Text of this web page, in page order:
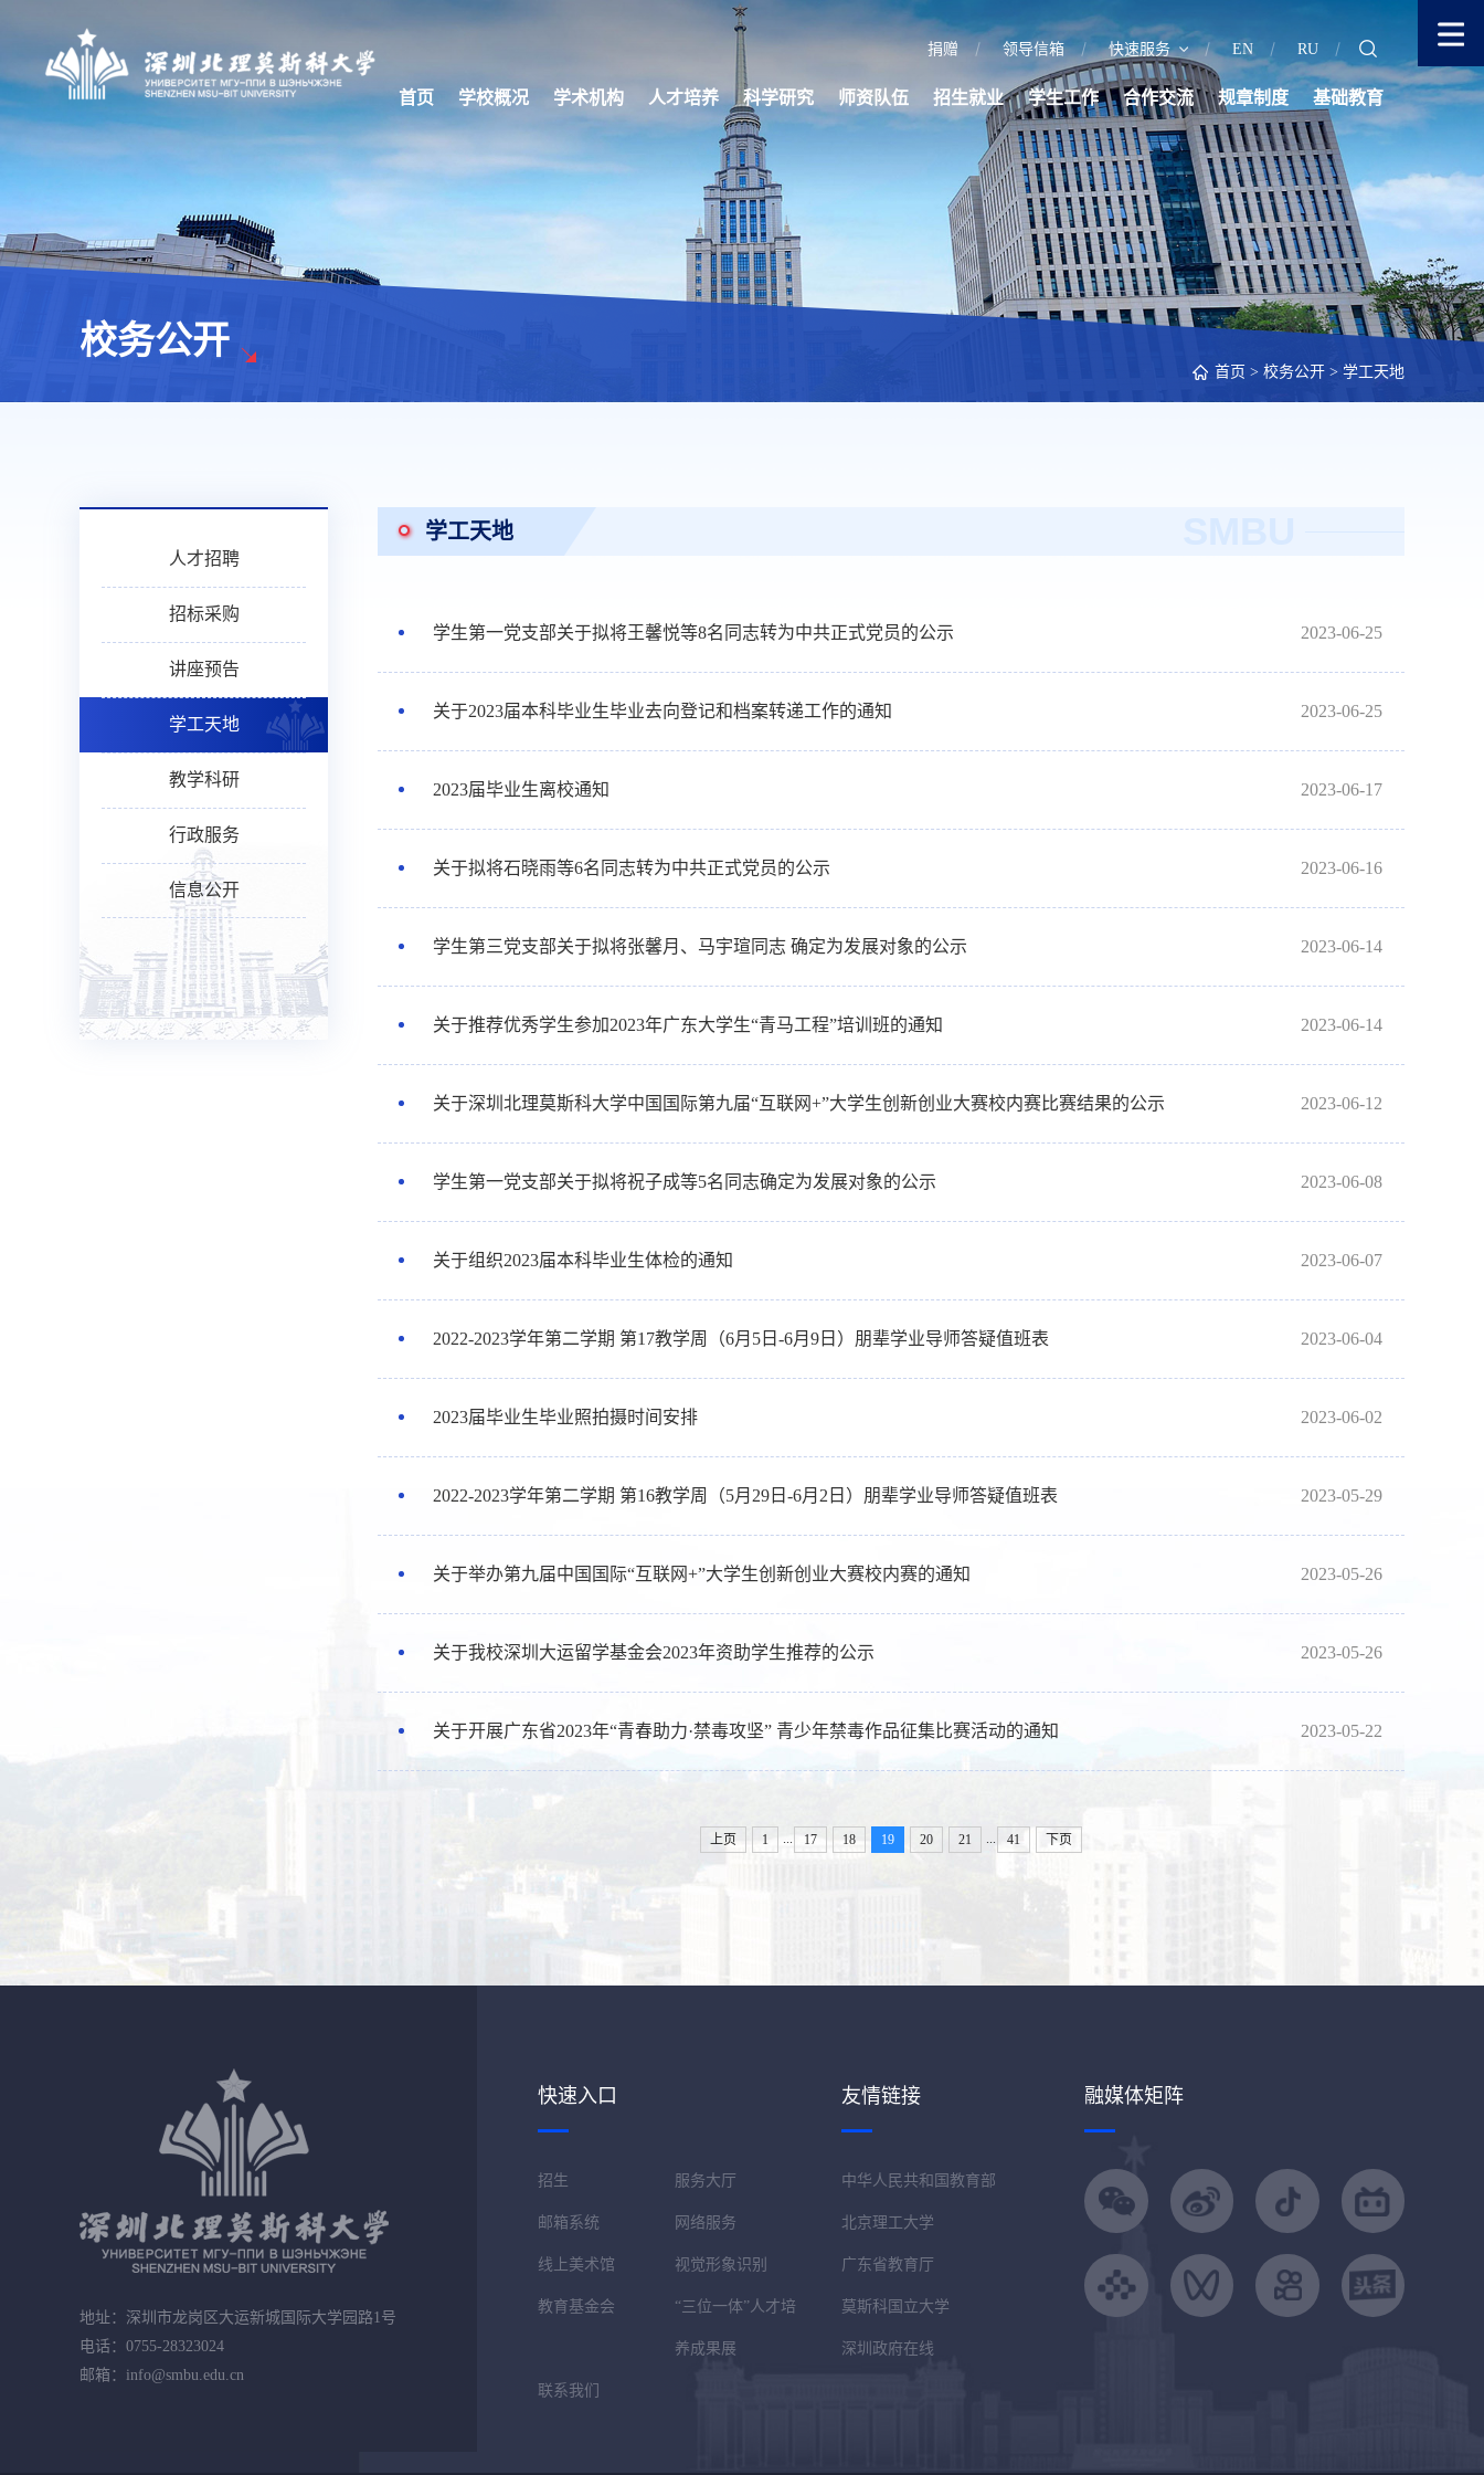
捐赠 领导信箱 快速服务 EN RU
首页 学校概况 学术机构 人才培养 科学研究 师资队伍 招生就业 学生工作 合作交流 规章制度 基础教育
校务公开
首页 > 校务公开 > 学工天地
人才招聘
招标采购
讲座预告
学工天地
教学科研
行政服务
信息公开
学工天地
学生第一党支部关于拟将王馨悦等8名同志转为中共正式党员的公示 2023-06-25
关于2023届本科毕业生毕业去向登记和档案转递工作的通知 2023-06-25
2023届毕业生离校通知 2023-06-17
关于拟将石晓雨等6名同志转为中共正式党员的公示 2023-06-16
学生第三党支部关于拟将张馨月、马宇瑄同志 确定为发展对象的公示 2023-06-14
关于推荐优秀学生参加2023年广东大学生“青马工程”培训班的通知 2023-06-14
关于深圳北理莫斯科大学中国国际第九届“互联网+”大学生创新创业大赛校内赛比赛结果的公示 2023-06-12
学生第一党支部关于拟将祝子成等5名同志确定为发展对象的公示 2023-06-08
关于组织2023届本科毕业生体检的通知 2023-06-07
2022-2023学年第二学期 第17教学周（6月5日-6月9日）朋辈学业导师答疑值班表 2023-06-04
2023届毕业生毕业照拍摄时间安排 2023-06-02
2022-2023学年第二学期 第16教学周（5月29日-6月2日）朋辈学业导师答疑值班表 2023-05-29
关于举办第九届中国国际“互联网+”大学生创新创业大赛校内赛的通知 2023-05-26
关于我校深圳大运留学基金会2023年资助学生推荐的公示 2023-05-26
关于开展广东省2023年“青春助力·禁毒攻坚” 青少年禁毒作品征集比赛活动的通知 2023-05-22
上页 1 17 18 19 20 21 41 下页
地址：深圳市龙岗区大运新城国际大学园路1号
电话：0755-28323024
邮箱：info@smbu.edu.cn
快速入口
招生 服务大厅
邮箱系统 网络服务
线上美术馆 视觉形象识别
教育基金会 “三位一体”人才培
养成果展
联系我们
友情链接
中华人民共和国教育部
北京理工大学
广东省教育厅
莫斯科国立大学
深圳政府在线
融媒体矩阵